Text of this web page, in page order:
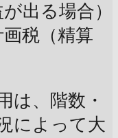
出る場合）
税（精算
は、階数・
によって大